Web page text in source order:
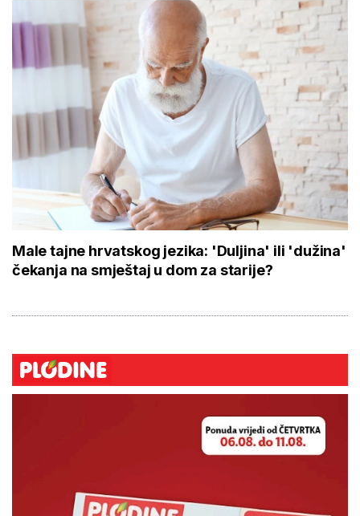
Male tajne hrvatskog jezika: 'Duljina' ili 'dužina'
čekanja na smještaj u dom za starije?